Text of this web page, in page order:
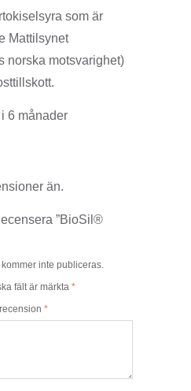
som är
Mattilsynet
norska motsvarighet)
6 månader
än.
”BioSil®
inte publiceras.
fält är märkta *
*